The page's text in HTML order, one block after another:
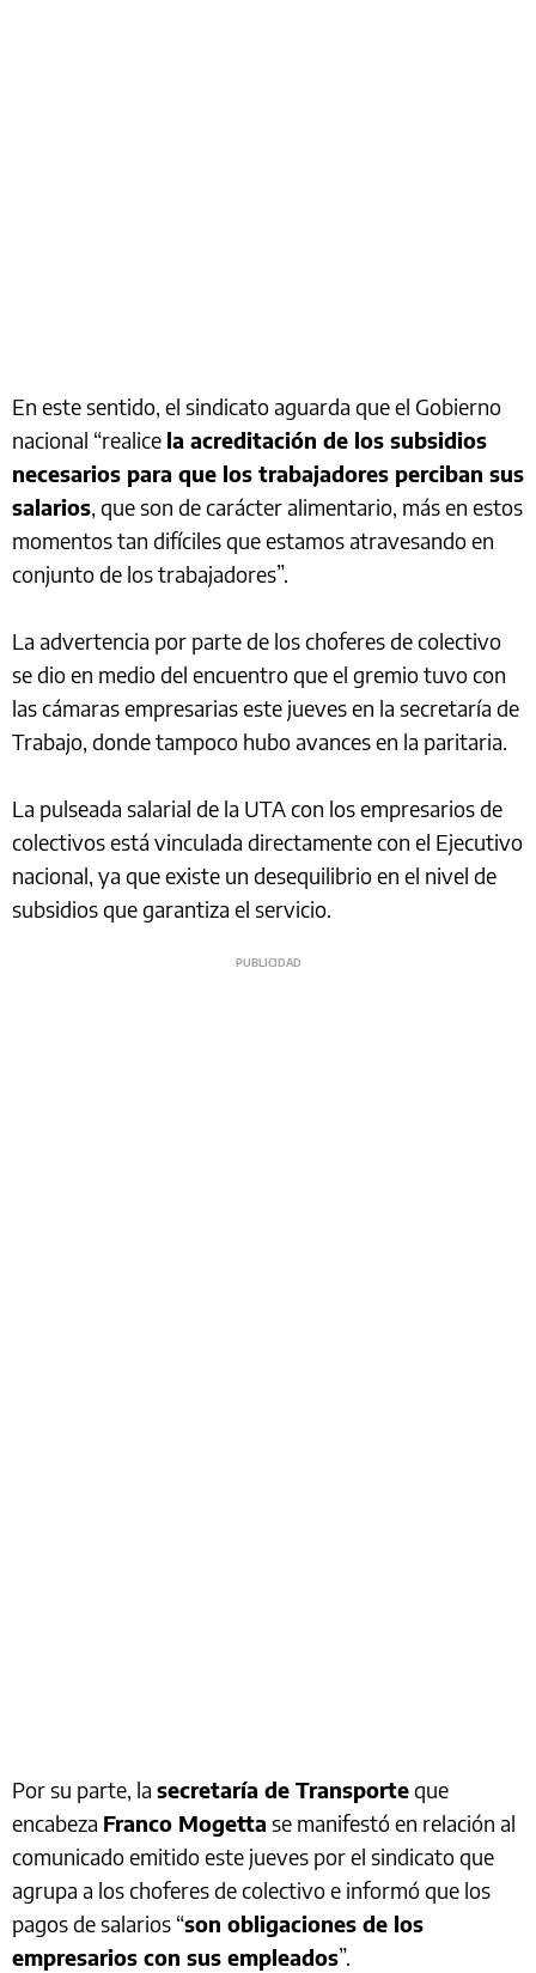
En este sentido, el sindicato aguarda que el Gobierno
nacional “realice la acreditación de los subsidios
necesarios para que los trabajadores perciban sus
salarios, que son de carácter alimentario, más en estos
momentos tan difíciles que estamos atravesando en
conjunto de los trabajadores”.
La advertencia por parte de los choferes de colectivo
se dio en medio del encuentro que el gremio tuvo con
las cámaras empresarias este jueves en la secretaría de
Trabajo, donde tampoco hubo avances en la paritaria.
La pulseada salarial de la UTA con los empresarios de
colectivos está vinculada directamente con el Ejecutivo
nacional, ya que existe un desequilibrio en el nivel de
subsidios que garantiza el servicio.
Por su parte, la secretaría de Transporteque
encabeza Franco Mogetta se manifestó en relación al
comunicado emitido este jueves por el sindicato que
agrupa a los choferes de colectivo e informó que los
pagos de salarios “son obligaciones de los
empresarios con sus empleados”.